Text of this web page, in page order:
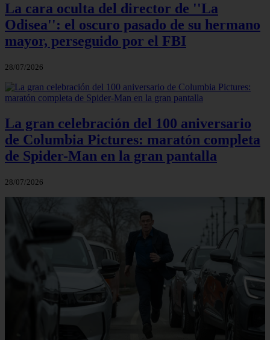
La cara oculta del director de ''La
Odisea'': el oscuro pasado de su hermano
mayor, perseguido por el FBI
28/07/2026
La gran celebración del 100 aniversario
de Columbia Pictures: maratón completa
de Spider-Man en la gran pantalla
28/07/2026